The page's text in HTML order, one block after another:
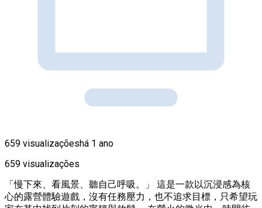
659 visualizaçõeshá 1 ano
659 visualizações
「慢下來、看風景、聽自己呼吸。」 這是一款以沉浸感為核
心的露營體驗遊戲，沒有任務壓力，也不追求目標，只希望玩